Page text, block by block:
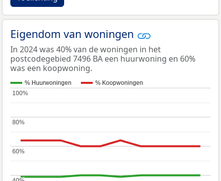
Eigendom van woningen
In 2024 was 40% van de woningen in het
postcodegebied 7496 BA een huurwoning en 60%
was een koopwoning.
% Huurwoningen % Koopwoningen
60%
60%
80%
80%
100%
100%